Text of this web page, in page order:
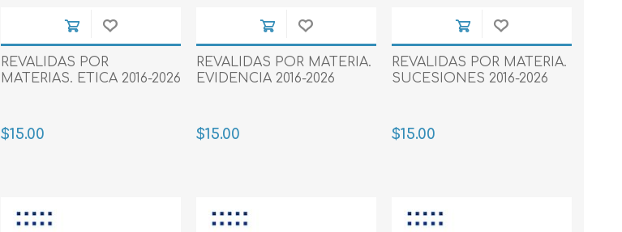
REVALIDAS POR
MATERIAS. ETICA 2016-2026
$15.00
REVALIDAS POR MATERIA.
EVIDENCIA 2016-2026
$15.00
REVALIDAS POR MATERIA.
SUCESIONES 2016-2026
$15.00